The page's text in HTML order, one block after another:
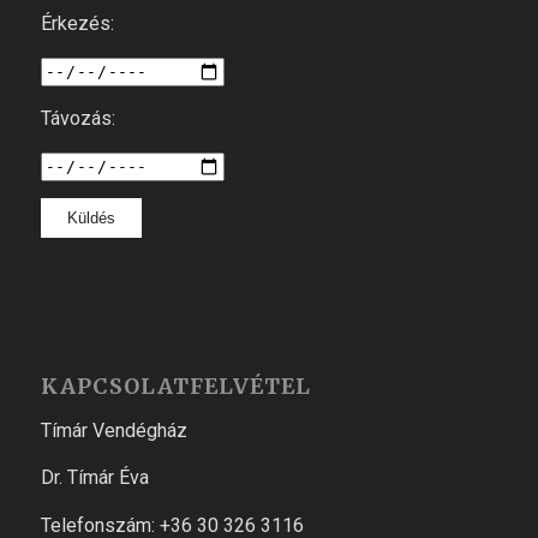
Érkezés:
Távozás:
KAPCSOLATFELVÉTEL
Tímár Vendégház
Dr. Tímár Éva
Telefonszám: +36 30 326 3116